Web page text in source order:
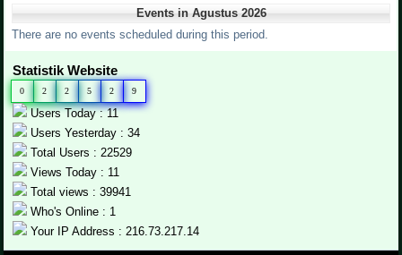
Events in Agustus 2026
There are no events scheduled during this period.
Statistik Website
0 2 2 5 2 9
Users Today : 11
Users Yesterday : 34
Total Users : 22529
Views Today : 11
Total views : 39941
Who's Online : 1
Your IP Address : 216.73.217.14